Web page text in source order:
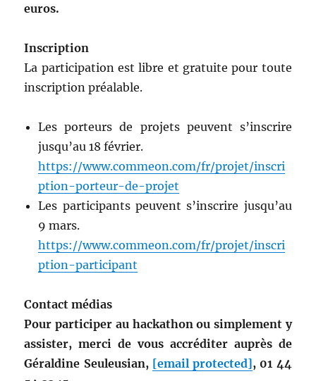
euros.
Inscription
La participation est libre et gratuite pour toute
inscription préalable.
Les porteurs de projets peuvent s’inscrire
jusqu’au 18 février.
https://www.commeon.com/fr/projet/inscri
ption-porteur-de-projet
Les participants peuvent s’inscrire jusqu’au
9 mars.
https://www.commeon.com/fr/projet/inscri
ption-participant
Contact médias
Pour participer au hackathon ou simplement y
assister, merci de vous accréditer auprès de
Géraldine Seuleusian, [email protected], 01 44